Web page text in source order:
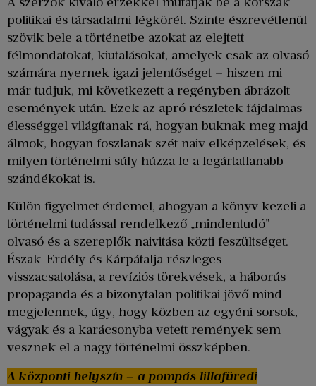
politikai és társadalmi légkörét. Szinte észrevétlenül
szövik bele a történetbe azokat az elejtett
félmondatokat, kiutalásokat, amelyek csak az olvasó
számára nyernek igazi jelentőséget – hiszen mi
már tudjuk, mi következett a regényben ábrázolt
események után. Ezek az apró részletek fájdalmas
élességgel világítanak rá, hogyan buknak meg majd
álmok, hogyan foszlanak szét naiv elképzelések, és
milyen történelmi súly húzza le a legártatlanabb
szándékokat is.
Külön figyelmet érdemel, ahogyan a könyv kezeli a
történelmi tudással rendelkező „mindentudó”
olvasó és a szereplők naivitása közti feszültséget.
Észak-Erdély és Kárpátalja részleges
visszacsatolása, a revíziós törekvések, a háborús
propaganda és a bizonytalan politikai jövő mind
megjelennek, úgy, hogy közben az egyéni sorsok,
vágyak és a karácsonyba vetett remények sem
vesznek el a nagy történelmi összképben.
A központi helyszín – a pompás lillafüredi